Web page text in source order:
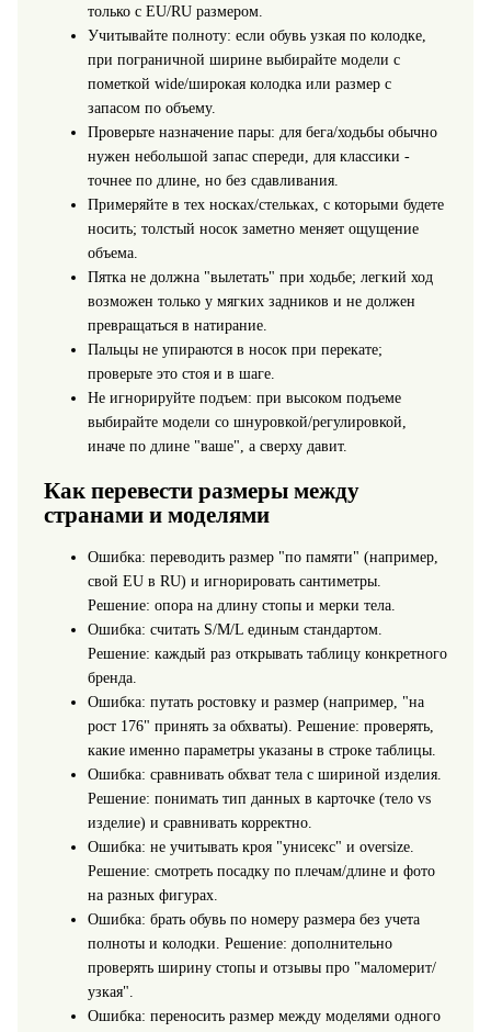
только с EU/RU размером.
Учитывайте полноту: если обувь узкая по колодке,
при пограничной ширине выбирайте модели с
пометкой wide/широкая колодка или размер с
запасом по объему.
Проверьте назначение пары: для бега/ходьбы обычно
нужен небольшой запас спереди, для классики -
точнее по длине, но без сдавливания.
Примеряйте в тех носках/стельках, с которыми будете
носить; толстый носок заметно меняет ощущение
объема.
Пятка не должна "вылетать" при ходьбе; легкий ход
возможен только у мягких задников и не должен
превращаться в натирание.
Пальцы не упираются в носок при перекате;
проверьте это стоя и в шаге.
Не игнорируйте подъем: при высоком подъеме
выбирайте модели со шнуровкой/регулировкой,
иначе по длине "ваше", а сверху давит.
Как перевести размеры между
странами и моделями
Ошибка: переводить размер "по памяти" (например,
свой EU в RU) и игнорировать сантиметры.
Решение: опора на длину стопы и мерки тела.
Ошибка: считать S/M/L единым стандартом.
Решение: каждый раз открывать таблицу конкретного
бренда.
Ошибка: путать ростовку и размер (например, "на
рост 176" принять за обхваты). Решение: проверять,
какие именно параметры указаны в строке таблицы.
Ошибка: сравнивать обхват тела с шириной изделия.
Решение: понимать тип данных в карточке (тело vs
изделие) и сравнивать корректно.
Ошибка: не учитывать кроя "унисекс" и oversize.
Решение: смотреть посадку по плечам/длине и фото
на разных фигурах.
Ошибка: брать обувь по номеру размера без учета
полноты и колодки. Решение: дополнительно
проверять ширину стопы и отзывы про "маломерит/
узкая".
Ошибка: переносить размер между моделями одного